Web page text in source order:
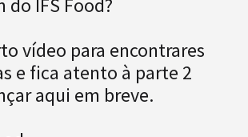
do IFS Food?
vídeo para encontrares
e fica atento à parte 2
aqui em breve.